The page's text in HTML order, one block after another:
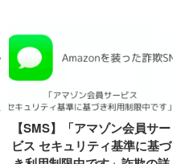
【SMS】「アマゾン会員サー
ビス セキュリティ基準に基づ